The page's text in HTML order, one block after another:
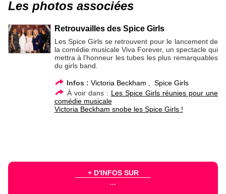
Les photos associées
Retrouvailles des Spice Girls
Les Spice Girls se retrouvent pour le lancement de
la comédie musicale Viva Forever, un spectacle qui
mettra à l’honneur les tubes les plus remarquables
du girls band.
Infos : Victoria Beckham , Spice Girls
À voir dans : Les Spice Girls réunies pour une
comédie musicale
Victoria Beckham snobe les Spice Girls !
+ D'INFOS SUR
...